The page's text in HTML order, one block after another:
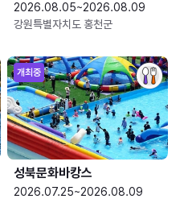
2026.08.05~2026.08.09
강원특별자치도 홍천군
개최중
성북문화바캉스
2026.07.25~2026.08.09